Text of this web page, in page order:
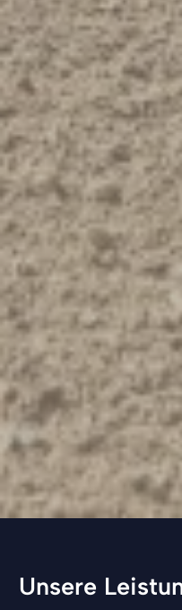
Unsere